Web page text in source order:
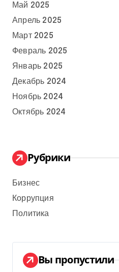
Май 2025
Апрель 2025
Март 2025
Февраль 2025
Январь 2025
Декабрь 2024
Ноябрь 2024
Октябрь 2024
Рубрики
Бизнес
Коррупция
Политика
Вы пропустили